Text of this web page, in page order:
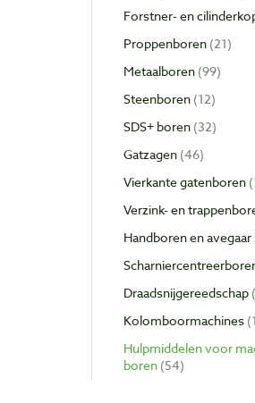
Forstner- en
Proppenboren 21
Metaalboren 99
Steenboren 12
SDS+ boren 32
Gatzagen 46
Vierkante gatenboren
Verzink- en
Handboren en
Draadsnijgereedschap
Kolomboormachines
Hulpmiddelen voor
boren 54